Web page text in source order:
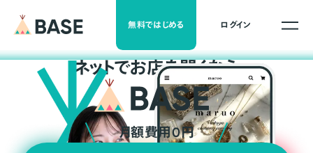
無料ではじめる ログイン
ネットでお店を開くなら
月額費用0円